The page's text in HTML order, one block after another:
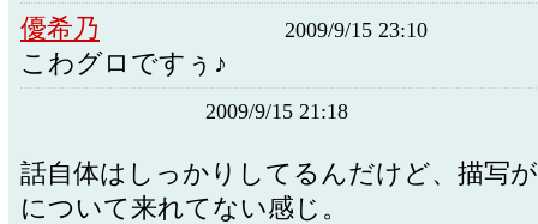
優希乃 2009/9/15 23:10
こわグロですぅ♪
2009/9/15 21:18
話自体はしっかりしてるんだけど、描写
について来れてない感じ。